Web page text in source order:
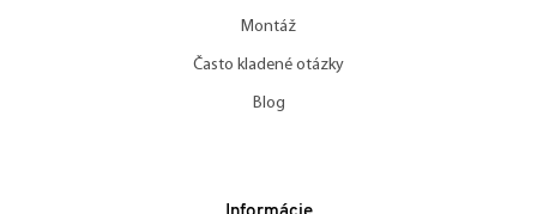
Montáž
Často kladené otázky
Blog